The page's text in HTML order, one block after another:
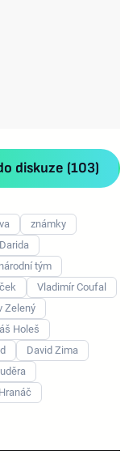
diskuze (103)
známky
národní tým
Vladimír Coufal
Zelený
Holeš
David Zima